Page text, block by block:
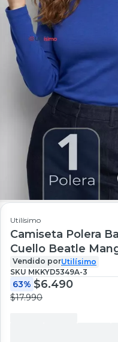
Utilísimo
Camiseta Polera
Cuello Beatle
Surtidos de Mujer
Vendido porUtilísimo
SKU MKKYD5349A-3
63% $6.490
$17.990